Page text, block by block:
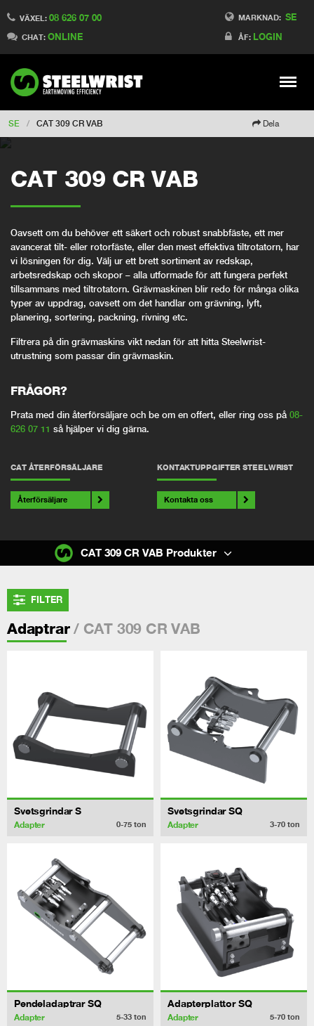
MARKNAD: SE
ÅF: LOGIN
VÄXEL: 08 626 07 00
CHAT: ONLINE
Meny
Switch to Finland
Switch to Denmark
Switch to China
Switch to Australia
Change market
SE / CAT 309 CR VAB Dela
CAT 309 CR VAB
Oavsett om du behöver ett säkert och robust snabbfäste, ett mer
avancerat tilt- eller rotorfäste, eller den mest effektiva tiltrotatorn, har
vi lösningen för dig. Välj ur ett brett sortiment av redskap,
arbetsredskap och skopor – alla utformade för att fungera perfekt
tillsammans med tiltrotatorn. Grävmaskinen blir redo för många olika
typer av uppdrag, oavsett om det handlar om grävning, lyft,
planering, sortering, packning, rivning etc.
Filtrera på din grävmaskins vikt nedan för att hitta Steelwrist-
utrustning som passar din grävmaskin.
FRÅGOR?
Prata med din återförsäljare och be om en offert, eller ring oss på 08-
626 07 11 så hjälper vi dig gärna.
CAT ÅTERFÖRSÄLJARE
Återförsäljare
KONTAKTUPPGIFTER STEELWRIST
Kontakta oss
FILTER
Adaptrar/ CAT 309 CR VAB
Svetsgrindar S
Adapter 0-75 ton
Svetsgrindar SQ
Adapter 3-70 ton
Pendeladaptrar SQ
Adapter 5-33 ton
Adapterplattor SQ
Adapter 5-70 ton
CAT 309 CR VAB Produkter